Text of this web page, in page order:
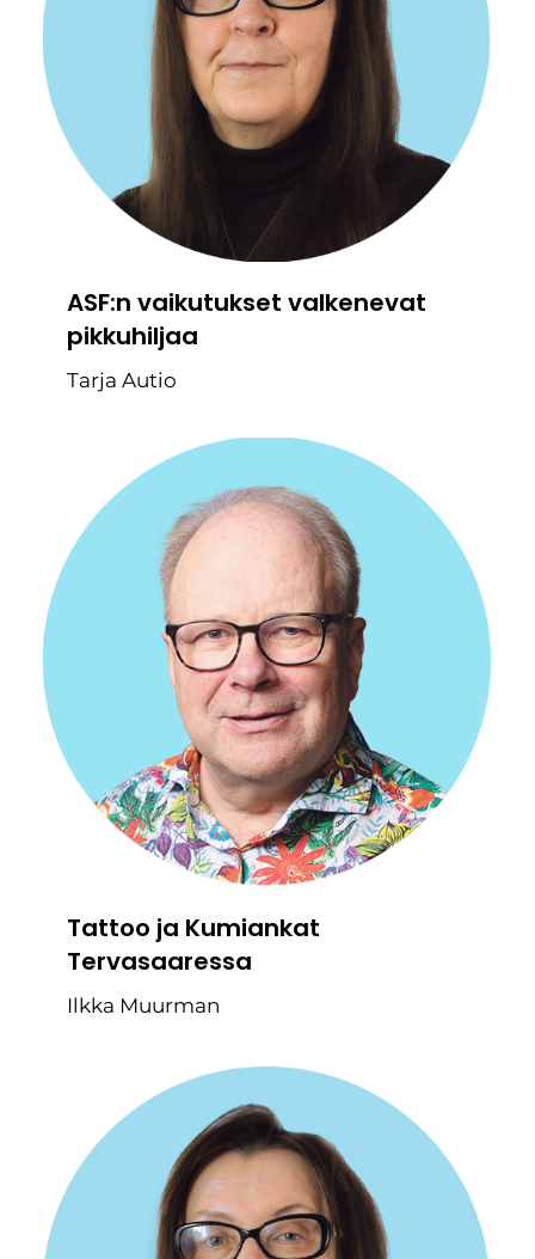
ASF:n vaikutukset valkenevat
pikkuhiljaa
Tarja Autio
Tattoo ja Kumiankat
Tervasaaressa
Ilkka Muurman